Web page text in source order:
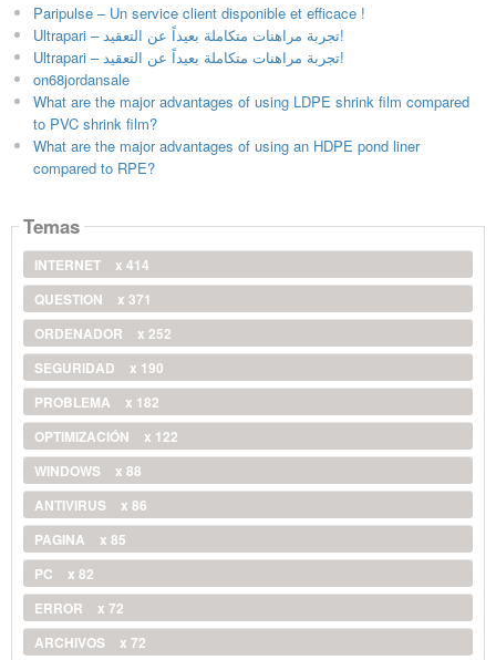
Paripulse – Un service client disponible et efficace !
Ultrapari – تجربة مراهنات متكاملة بعيداً عن التعقيد!
Ultrapari – تجربة مراهنات متكاملة بعيداً عن التعقيد!
on68jordansale
What are the major advantages of using LDPE shrink film compared
to PVC shrink film?
What are the major advantages of using an HDPE pond liner
compared to RPE?
Temas
INTERNET
x 414
QUESTION
x 371
ORDENADOR
x 252
SEGURIDAD
x 190
PROBLEMA
x 182
OPTIMIZACIÓN
x 122
WINDOWS
x 88
ANTIVIRUS
x 86
PAGINA
x 85
PC
x 82
ERROR
x 72
ARCHIVOS
x 72